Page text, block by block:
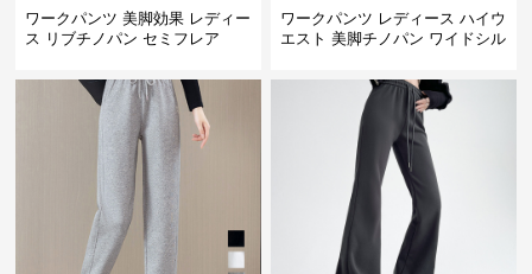
ワークパンツ 美脚効果 レディー
ス リブチノパン セミフレア
ワークパンツ レディース ハイウ
エスト 美脚チノパン ワイドシル